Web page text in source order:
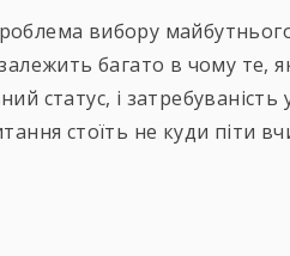
вибору
багато в чому те,
статус, і затребуваність
стоїть не куди піти